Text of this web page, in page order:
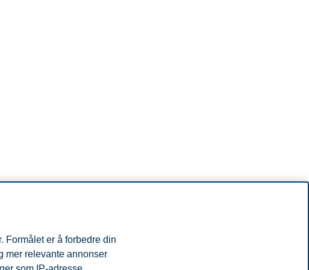
Formålet er å forbedre din
mer relevante annonser